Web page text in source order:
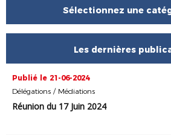
Sélectionnez une
Les dernières
Publié le 21-06-2024
Délégations / Médiations
Réunion du 17 Juin 2024